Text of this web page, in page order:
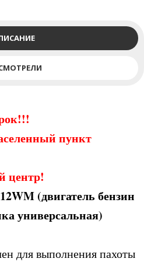
пункт
центр!
(двигатель бензин
универсальная)
для выполнения пахоты